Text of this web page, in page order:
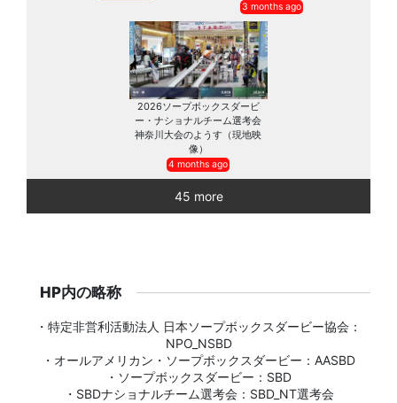
3 months ago
2026ソープボックスダービ
ー・ナショナルチーム選考会
神奈川大会のようす（現地映
像）
4 months ago
45 more
HP内の略称
・特定非営利活動法人 日本ソープボックスダービー協会：
NPO_NSBD
・オールアメリカン・ソープボックスダービー：AASBD
・ソープボックスダービー：SBD
・SBDナショナルチーム選考会：SBD_NT選考会